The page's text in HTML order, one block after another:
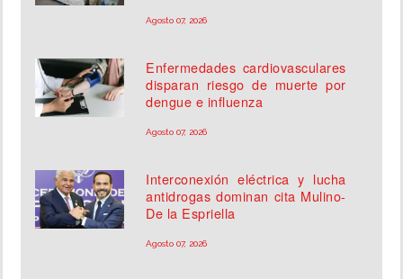
Agosto 07, 2026
Enfermedades cardiovasculares
disparan riesgo de muerte por
dengue e influenza
Agosto 07, 2026
Interconexión eléctrica y lucha
antidrogas dominan cita Mulino-
De la Espriella
Agosto 07, 2026